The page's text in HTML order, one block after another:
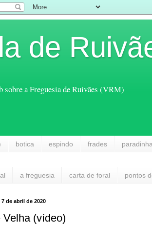
de
sobre a Freguesia de Ruivães (VRM)
botica espindo frades
a freguesia carta de foral pontos
de abril de 2020
Velha (vídeo)